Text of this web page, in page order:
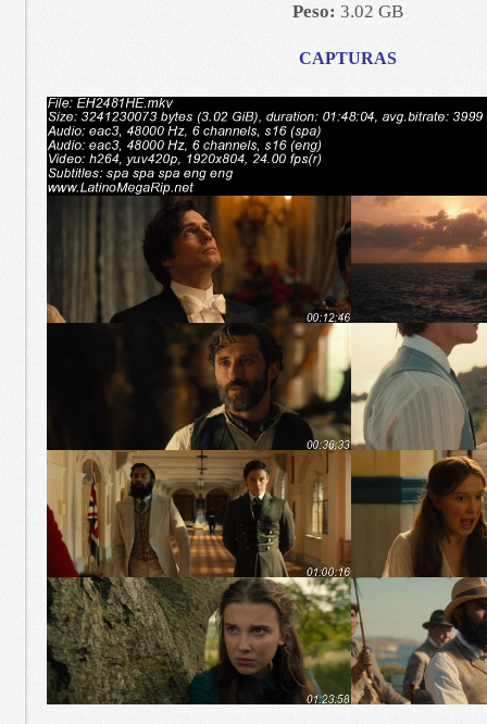
Peso: 3.02 GB
CAPTURAS